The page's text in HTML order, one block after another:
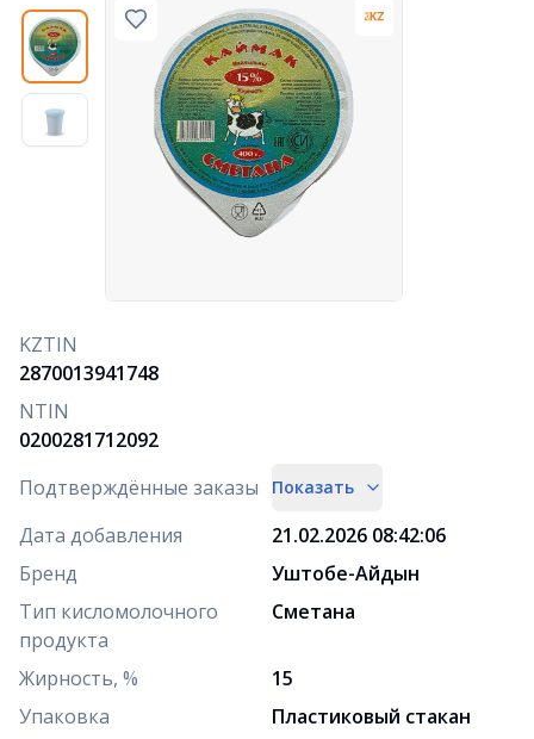
KZTIN
2870013941748
NTIN
0200281712092
Подтверждённые заказы
Показать
Дата добавления
21.02.2026 08:42:06
Бренд
Уштобе-Айдын
Тип кисломолочного
продукта
Сметана
Жирность, %
15
Упаковка
Пластиковый стакан